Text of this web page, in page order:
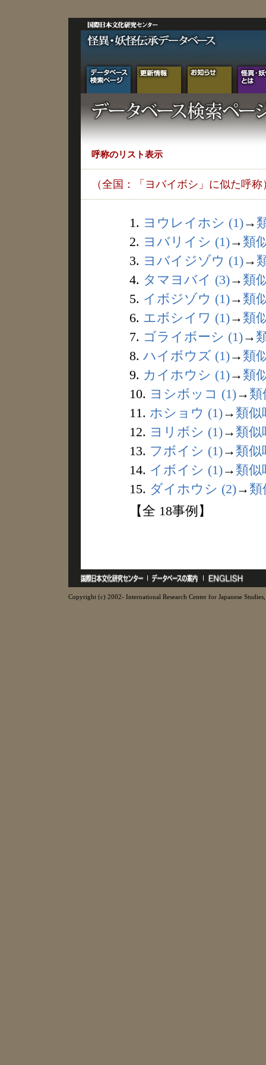
呼称のリスト表示
（全国：「ヨバイボシ」に似た呼称
1. ヨウレイホシ (1)→
2. ヨバリイシ (1)→ 類
3. ヨバイジゾウ (1)→
4. タマヨバイ (3)→ 類
5. イボジゾウ (1)→ 類
6. エボシイワ (1)→ 類
7. ゴライボーシ (1)→
8. ハイボウズ (1)→ 類
9. カイホウシ (1)→ 類
10. ヨシボッコ (1)→ 類
11. ホショウ (1)→ 類似
12. ヨリボシ (1)→ 類似
13. フボイシ (1)→ 類似
14. イボイシ (1)→ 類似
15. ダイホウシ (2)→ 類
【全 18事例】
Copyright (c) 2002- International Research Center for Japanese